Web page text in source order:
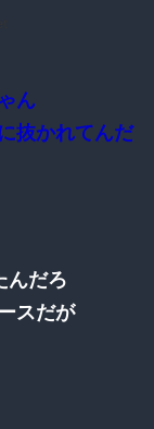
ん
抜かれてんだ
んだろ
スだが